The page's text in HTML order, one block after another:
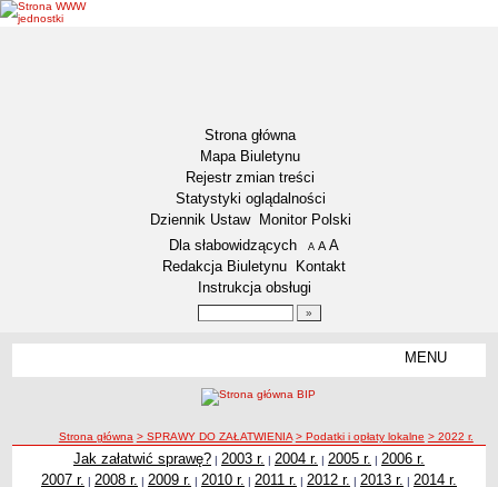
Strona główna
Mapa Biuletynu
Rejestr zmian treści
Statystyki oglądalności
Dziennik Ustaw
Monitor Polski
Menu dodatkowe
Dla słabowidzących A pomniejsz czcionkę
A standardowy rozmiar czcionki
A
Redakcja Biuletynu
Kontakt
Instrukcja obsługi
MENU
Status gminy
Lokalizacja
ścieżka nawigacji
Strona główna > SPRAWY DO ZAŁATWIENIA > Podatki i opłaty lokalne > 2022 r.
Jak załatwić sprawę? | 2003 r. | 2004 r. | 2005 r. | 2006 r.
2007 r. | 2008 r. | 2009 r. | 2010 r. | 2011 r. | 2012 r. | 2013 r. | 2014 r.